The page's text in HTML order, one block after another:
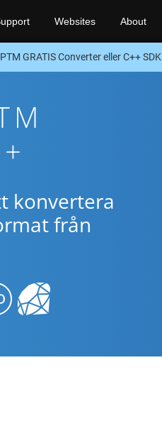
Websites About
GRATIS Converter eller C++ SDK
konvertera
från